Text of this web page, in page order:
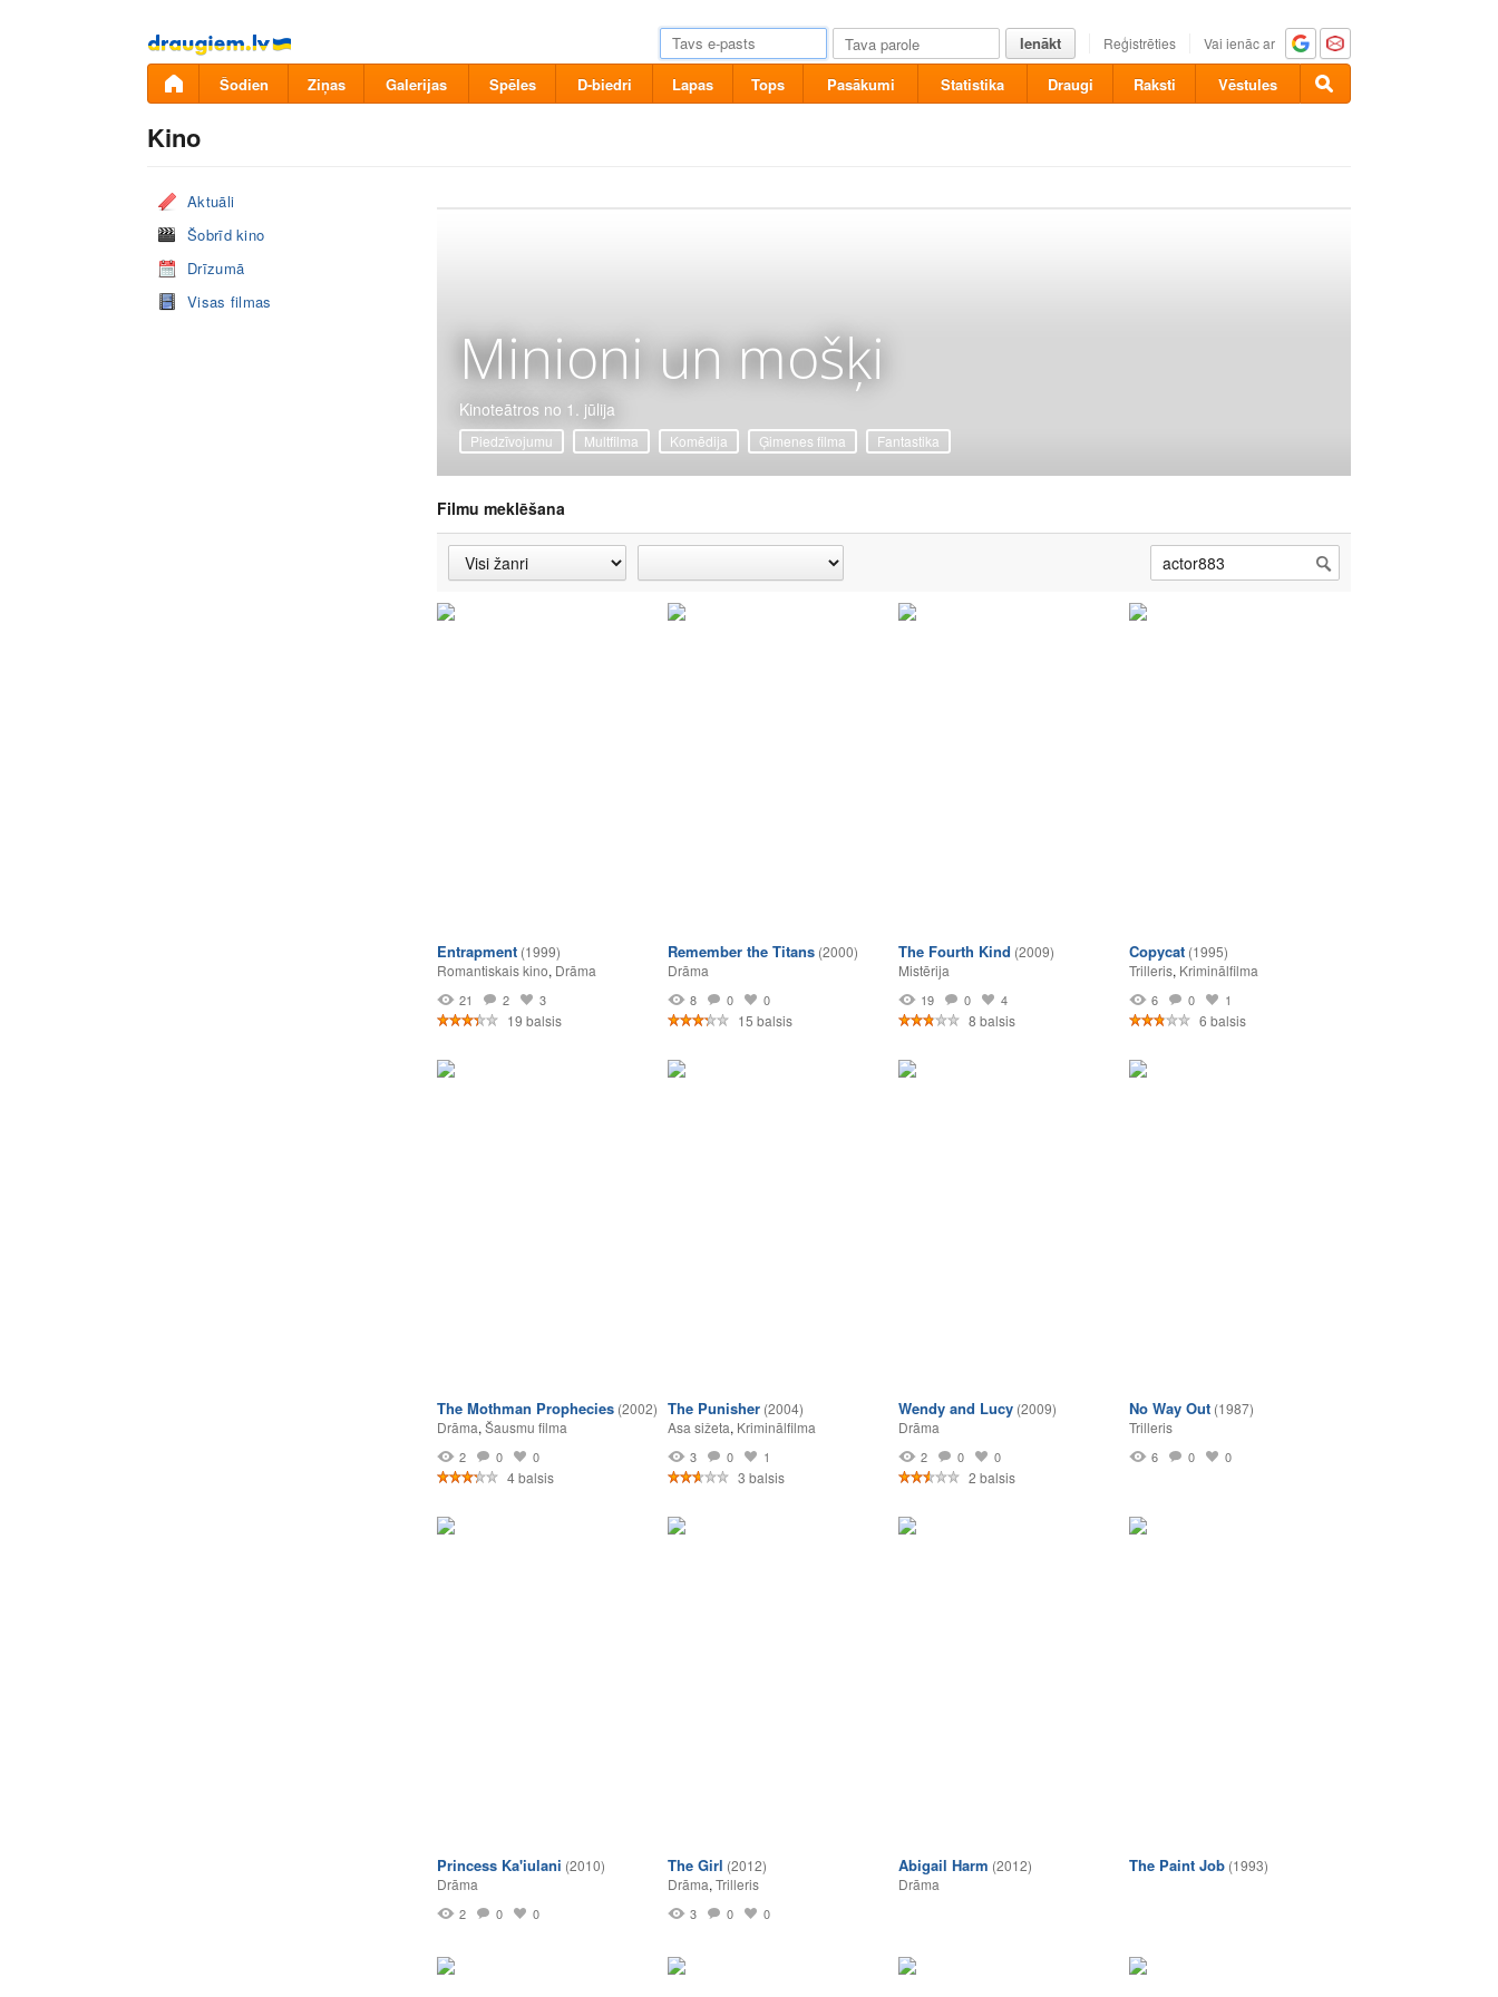
Pāriet
uz
saturu
Ienākt Reģistrēties Vai ienāc ar
Šodien Ziņas Galerijas Spēles D-biedri Lapas Tops Pasākumi Statistika Draugi Raksti Vēstules
Kino
Aktuāli
Šobrīd kino
Drīzumā
Visas filmas
Minioni un mošķi
Kinoteātros no 1. jūlija
Piedzīvojumu Multfilma Komēdija Ģimenes filma Fantastika
Filmu meklēšana
Entrapment (1999)
Romantiskais kino, Drāma
21 2 3
19 balsis
Remember the Titans (2000)
Drāma
8 0 0
15 balsis
The Fourth Kind (2009)
Mistērija
19 0 4
8 balsis
Copycat (1995)
Trilleris, Kriminālfilma
6 0 1
6 balsis
The Mothman Prophecies (2002)
Drāma, Šausmu filma
2 0 0
4 balsis
The Punisher (2004)
Asa sižeta, Kriminālfilma
3 0 1
3 balsis
Wendy and Lucy (2009)
Drāma
2 0 0
2 balsis
No Way Out (1987)
Trilleris
6 0 0
Princess Ka'iulani (2010)
Drāma
2 0 0
The Girl (2012)
Drāma, Trilleris
3 0 0
Abigail Harm (2012)
Drāma
The Paint Job (1993)